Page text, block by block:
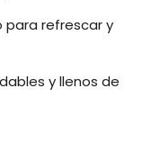
para refrescar y
y llenos de